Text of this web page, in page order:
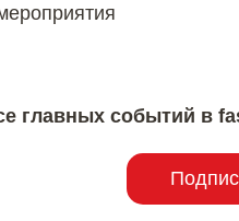
главных событий в